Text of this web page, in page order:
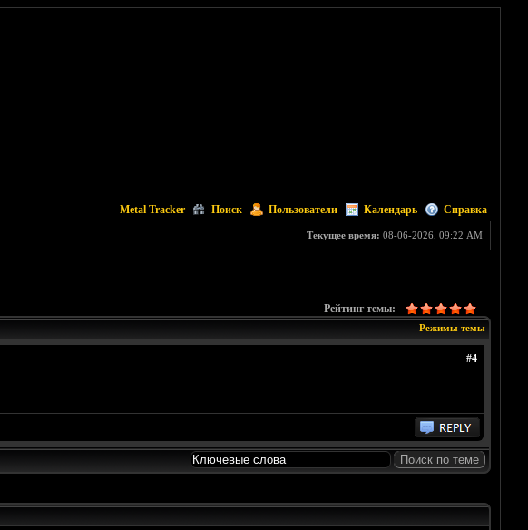
Metal Tracker Поиск Пользователи Календарь Справка
Текущее время: 08-06-2026, 09:22 AM
Рейтинг темы:
Режимы темы
#4